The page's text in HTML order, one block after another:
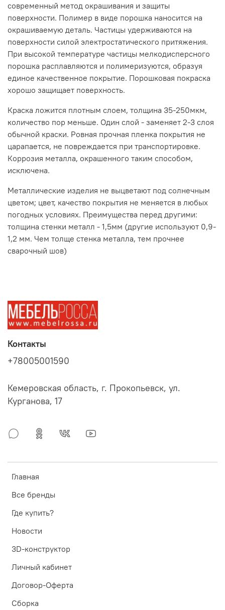
современный метод окрашивания и защиты
поверхности. Полимер в виде порошка наносится на
окрашиваемую деталь. Частицы удерживаются на
поверхности силой электростатического притяжения.
При высокой температуре частицы мелкодисперсного
порошка расплавляются и полимеризуются, образуя
единое качественное покрытие. Порошковая покраска
хорошо защищает поверхность.
Краска ложится плотным слоем, толщина 35-250мкм,
количество пор меньше. Один слой - заменяет 2-3 слоя
обычной краски. Ровная прочная пленка покрытия не
царапается, не повреждается при транспортировке.
Коррозия металла, окрашенного таким способом,
исключена.
Металлические изделия не выцветают под солнечным
цветом; цвет, качество покрытия не меняется в любых
погодных условиях. Преимущества перед другими:
толщина стенки металл - 1,5мм (другие используют 0,9-
1,2 мм. Чем толще стенка металла, тем прочнее
сварочный шов)
Главная
Все бренды
Где купить?
Новости
3D-конструктор
Личный кабинет
Договор-Оферта
Сборка
Контакты
+78005001590
Кемеровская область, г. Прокопьевск, ул.
Курганова, 17